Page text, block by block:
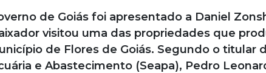
de Goiás foi apresentado a Daniel
visitou uma das propriedades que
de Flores de Goiás. Segundo o titular
e Abastecimento (Seapa), Pedro